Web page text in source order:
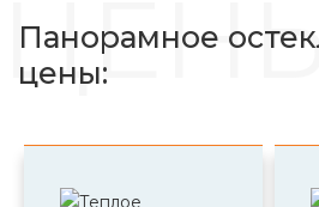
Панорамное
цены: